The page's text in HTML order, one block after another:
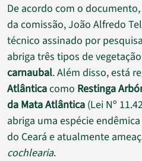
De acordo com o
da comissão, João Alfredo
técnico assinado por
abriga três tipos de
carnaubal. Além disso, está
Atlânticacomo Restinga
da Mata Atlântica (Lei Nº
abriga uma espécie
do Ceará e atualmente
cochlearia.